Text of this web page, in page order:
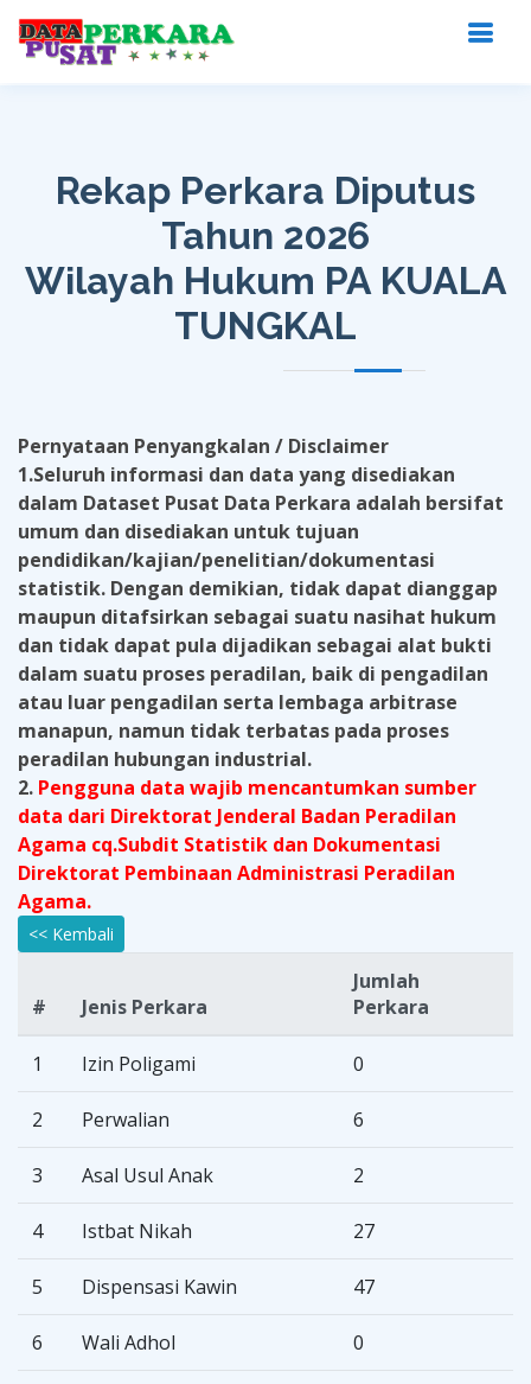
Rekap Perkara Diputus
Tahun 2026
Wilayah Hukum PA KUALA
TUNGKAL
Pernyataan Penyangkalan / Disclaimer
1.Seluruh informasi dan data yang disediakan
dalam Dataset Pusat Data Perkara adalah bersifat
umum dan disediakan untuk tujuan
pendidikan/kajian/penelitian/dokumentasi
statistik. Dengan demikian, tidak dapat dianggap
maupun ditafsirkan sebagai suatu nasihat hukum
dan tidak dapat pula dijadikan sebagai alat bukti
dalam suatu proses peradilan, baik di pengadilan
atau luar pengadilan serta lembaga arbitrase
manapun, namun tidak terbatas pada proses
peradilan hubungan industrial.
2. Pengguna data wajib mencantumkan sumber
data dari Direktorat Jenderal Badan Peradilan
Agama cq.Subdit Statistik dan Dokumentasi
Direktorat Pembinaan Administrasi Peradilan
Agama.
<< Kembali
# Jenis Perkara
Jumlah
Perkara
1 Izin Poligami 0
2 Perwalian 6
3 Asal Usul Anak 2
4 Istbat Nikah 27
5 Dispensasi Kawin 47
6 Wali Adhol 0